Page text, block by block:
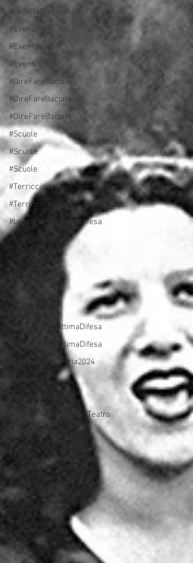
#LaBellaStagione
#Eventi
#Eventi
#Eventi
#DireFareBaciare
#DireFareBaciare
#DireFareBaciare
#Scuole
#Scuole
#Scuole
#Terricciola
#Terricciola
#LeggoPerLegittimaDifesa
#TeatroIn
#Terricciola
#Università
#LeggoPerLegittimaDifesa
#LeggoPerLegittimaDifesa
#FestivalInventaria2024
#Edenred
#GiornataMondialedelTeatro
#Blog
#PiazzaGrande
Palaia